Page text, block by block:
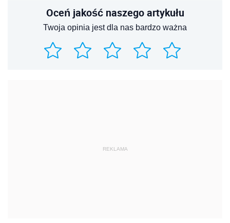
Oceń jakość naszego artykułu
Twoja opinia jest dla nas bardzo ważna
REKLAMA